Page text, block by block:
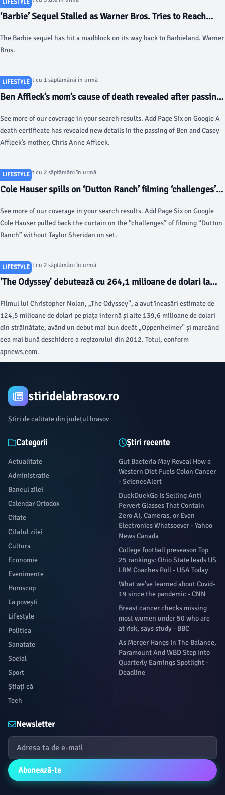
LIFESTYLE
‘Barbie’ Sequel Stalled as Warner Bros. Tries to Reach
The Hollywood Reporter
The Barbie sequel has hit a roadblock on its way back to Barbieland. Warner
Bros.
LIFESTYLE
Articol postat cu 1 săptămână în urmă
Ben Affleck’s mom’s cause of death revealed after passing
See more of our coverage in your search results. Add Page Six on Google A
death certificate has revealed new details in the passing of Ben and Casey
Affleck’s mother, Chris Anne Affleck.
LIFESTYLE
Articol postat cu 2 săptămâni în urmă
Cole Hauser spills on ‘Dutton Ranch’ filming ‘challenges’
See more of our coverage in your search results. Add Page Six on Google
Cole Hauser pulled back the curtain on the “challenges” of filming “Dutton
Ranch” without Taylor Sheridan on set.
LIFESTYLE
Articol postat cu 2 săptămâni în urmă
'The Odyssey' debutează cu 264,1 milioane de dolari la
Filmul lui Christopher Nolan, „The Odyssey”, a avut încasări estimate de
124,5 milioane de dolari pe piața internă și alte 139,6 milioane de dolari
din străinătate, având un debut mai bun decât „Oppenheimer” și marcând
cea mai bună deschidere a regizorului din 2012. Totul, conform
apnews.com.
stiridelabrasov.ro
Știri de calitate din județul brasov
Categorii
Actualitate
Administratie
Bancul zilei
Calendar Ortodox
Citate
Citatul zilei
Cultura
Economie
Evenimente
Horoscop
La povești
Lifestyle
Politica
Sanatate
Social
Sport
Știați că
Tech
Știri recente
Gut Bacteria May Reveal How a
Western Diet Fuels Colon Cancer
- ScienceAlert
DuckDuckGo Is Selling Anti
Pervert Glasses That Contain
Zero AI, Cameras, or Even
Electronics Whatsoever - Yahoo
News Canada
College football preseason Top
25 rankings: Ohio State leads US
LBM Coaches Poll - USA Today
What we’ve learned about Covid-
19 since the pandemic - CNN
Breast cancer checks missing
most women under 50 who are
at risk, says study - BBC
As Merger Hangs In The Balance,
Paramount And WBD Step Into
Quarterly Earnings Spotlight -
Deadline
Newsletter
Abonează-te